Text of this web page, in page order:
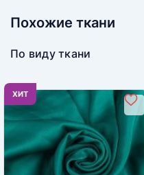
Похожие ткани
По виду ткани
ХИТ